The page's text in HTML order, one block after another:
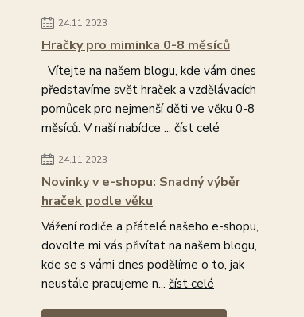
24.11.2023
Hračky pro miminka 0-8 měsíců
Vítejte na našem blogu, kde vám dnes
představíme svět hraček a vzdělávacích
pomůcek pro nejmenší děti ve věku 0-8
měsíců. V naší nabídce ... číst celé
24.11.2023
Novinky v e-shopu: Snadný výběr
hraček podle věku
Vážení rodiče a přátelé našeho e-shopu,
dovolte mi vás přivítat na našem blogu,
kde se s vámi dnes podělíme o to, jak
neustále pracujeme n... číst celé